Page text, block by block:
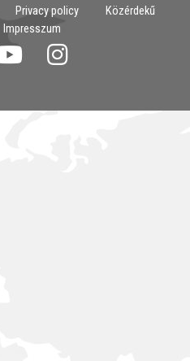
Privacy policy
Közérdekű
Impresszum